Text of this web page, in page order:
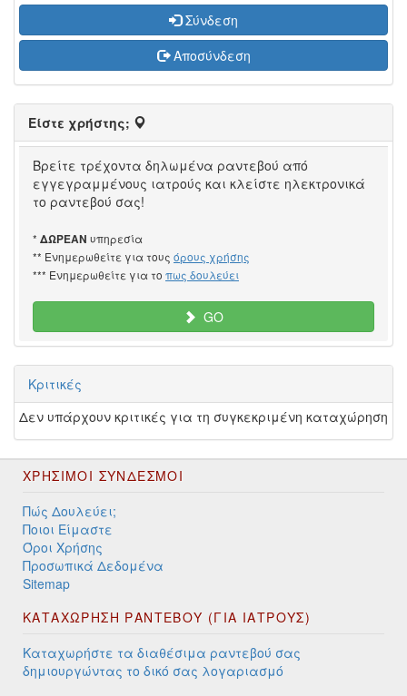
Σύνδεση
Αποσύνδεση
Είστε χρήστης;
Βρείτε τρέχοντα δηλωμένα ραντεβού από
εγγεγραμμένους ιατρούς και κλείστε ηλεκτρονικά
το ραντεβού σας!
* ΔΩΡΕΑΝ υπηρεσία
** Ενημερωθείτε για τους όρους χρήσης
*** Ενημερωθείτε για το πως δουλεύει
GO
Κριτικές
Δεν υπάρχουν κριτικές για τη συγκεκριμένη καταχώρηση
ΧΡΉΣΙΜΟΙ ΣΎΝΔΕΣΜΟΙ
Πώς Δουλεύει;
Ποιοι Είμαστε
Όροι Χρήσης
Προσωπικά Δεδομένα
Sitemap
ΚΑΤΑΧΩΡΗΣΗ ΡΑΝΤΕΒΟΥ (ΓΙΑ ΙΑΤΡΟΥΣ)
Καταχωρήστε τα διαθέσιμα ραντεβού σας
δημιουργώντας το δικό σας λογαριασμό